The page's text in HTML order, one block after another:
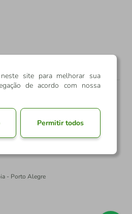
Linkedin Instagram
- Porto Alegre
site para melhorar sua
de acordo com nossa
Permitir todos